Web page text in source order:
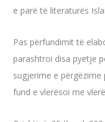
e parë të literaturës
Pas përfundimit të
parashtroi disa pyetje
sugjerime e
fund e vlerësoi me